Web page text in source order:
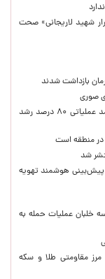
شهید لاریجانی» صحت
صوری
تغییر مثبت در عملکرد مالی بانک صادرات ایران/ درآمد عملیاتی ۸۰ درصد رشد
در منطقه است
شد
پیش‌بینی هوشمند تهویه
خلبان عملیات حمله به
جدید طلا و سکه امروز ۱۵ مردادماه ۱۴۰۵/ مرز مقاومتی طلا و سکه